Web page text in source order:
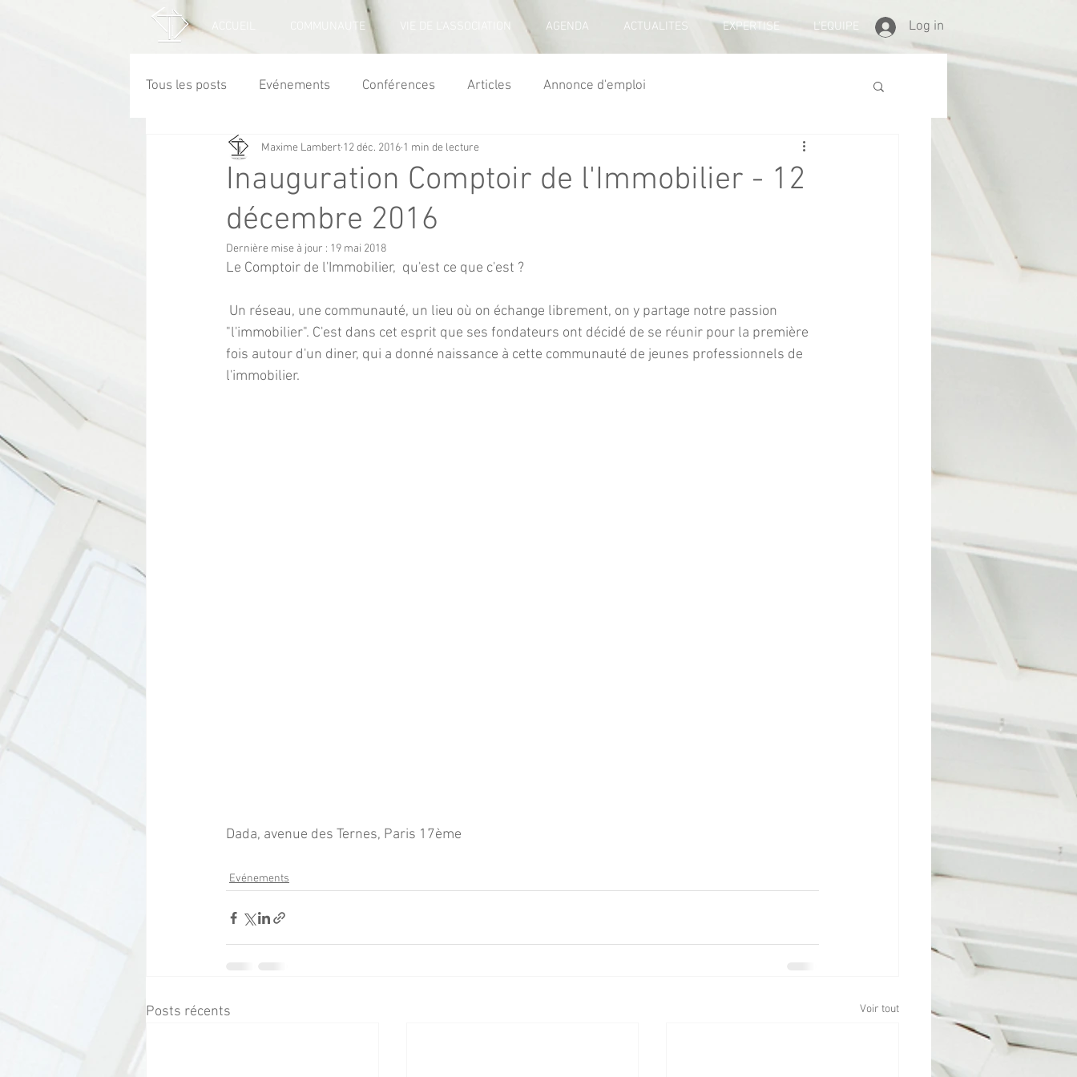
COMMUNAUTE VIE DE L'ASSOCIATION AGENDA ACTUALITES EXPERTISE L'EQUIPE Log in
Tous les posts Evénements Conférences Articles Annonce d'emploi
Inauguration Comptoir de l'Immobilier - 12
décembre 2016
Maxime Lambert 12 déc. 2016 1 min de lecture
Dernière mise à jour : 19 mai 2018
Le Comptoir de l'Immobilier,  qu'est ce que c'est ?
"l'immobilier". C'est dans cet esprit que ses fondateurs ont décidé de se réunir pour la première
fois autour d'un diner, qui a donné naissance à cette communauté de jeunes professionnels de
l'immobilier.
Dada, avenue des Ternes, Paris 17ème
Evénements
Posts récents Voir tout